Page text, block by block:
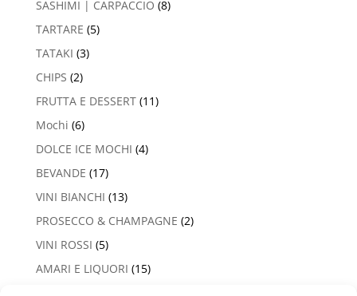
SASHIMI | CARPACCIO (8)
TARTARE (5)
TATAKI (3)
CHIPS (2)
FRUTTA E DESSERT (11)
Mochi (6)
DOLCE ICE MOCHI (4)
BEVANDE (17)
VINI BIANCHI (13)
PROSECCO & CHAMPAGNE (2)
VINI ROSSI (5)
AMARI E LIQUORI (15)